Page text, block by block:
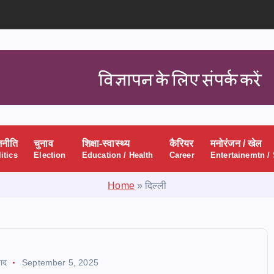
चुनाव
Election
शिक्षा-स्वास्थ्य
Education / Health
कैरियर
Career
मनोरंजन / खेल
Entertainemtn /
Home»दिल्ली
September 5, 2025